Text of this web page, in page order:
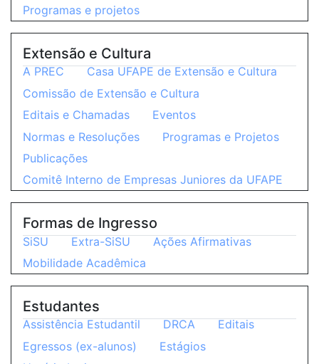
Programas e projetos
Extensão e Cultura
A PREC
Casa UFAPE de Extensão e Cultura
Comissão de Extensão e Cultura
Editais e Chamadas
Eventos
Normas e Resoluções
Programas e Projetos
Publicações
Comitê Interno de Empresas Juniores da UFAPE
Formas de Ingresso
SiSU Extra-SiSU
Ações Afirmativas
Mobilidade Acadêmica
Estudantes
Assistência Estudantil DRCA
Editais
Egressos (ex-alunos)
Estágios